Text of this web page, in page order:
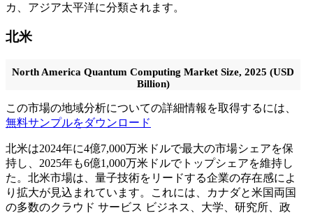
カ、アジア太平洋に分類されます。
北米
North America Quantum Computing Market Size, 2025 (USD
Billion)
この市場の地域分析についての詳細情報を取得するには、
無料サンプルをダウンロード
北米は2024年に4億7,000万米ドルで最大の市場シェアを保
持し、2025年も6億1,000万米ドルでトップシェアを維持し
た。北米市場は、量子技術をリードする企業の存在感によ
り拡大が見込まれています。これには、カナダと米国両国
の多数のクラウド サービス ビジネス、大学、研究所、政